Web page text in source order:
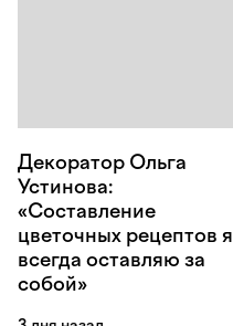
Декоратор Ольга
Устинова:
«Составление
цветочных рецептов я
всегда оставляю за
собой»